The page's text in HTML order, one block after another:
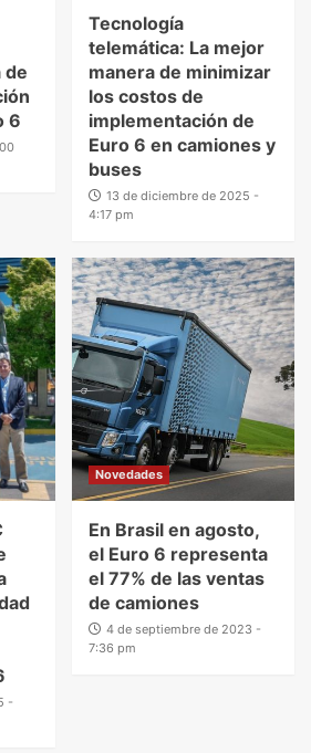
de
6
Tecnología
telemática: La mejor
manera de minimizar
los costos de
implementación de
Euro 6 en camiones y
buses
13 de diciembre de 2025 -
4:17 pm
-
Novedades
En Brasil en agosto,
el Euro 6 representa
el 77% de las ventas
de camiones
4 de septiembre de 2023 -
7:36 pm